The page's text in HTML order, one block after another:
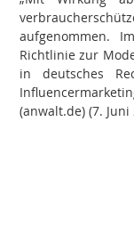
aufgenommen.
Richtlinie zur
in deutsches
(anwalt.de) (7. Juni